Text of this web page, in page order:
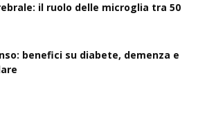
il ruolo delle microglia tra 50
benefici su diabete, demenza e